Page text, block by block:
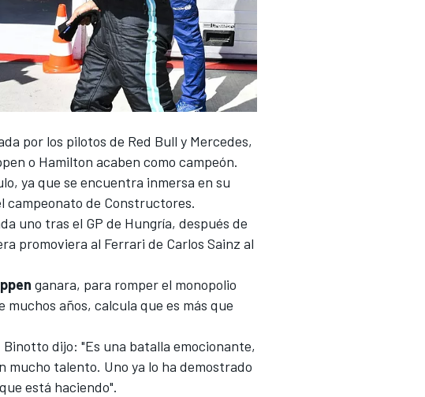
por los pilotos de Red Bull y Mercedes,
o Hamilton acaben como campeón.
ya que se encuentra inmersa en su
campeonato de Constructores.
uno tras el GP de Hungría, después de
promoviera al Ferrari de Carlos Sainz al
ganara, para romper el monopolio
muchos años, calcula que es más que
dijo: "Es una batalla emocionante,
mucho talento. Uno ya lo ha demostrado
está haciendo".